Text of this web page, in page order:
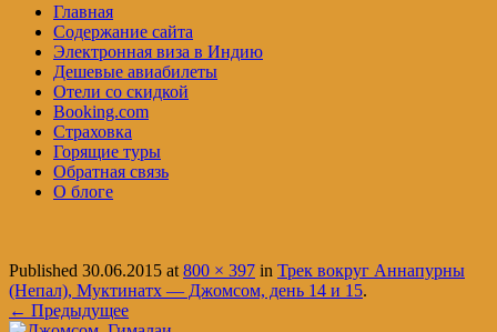
Главная
Содержание сайта
Электронная виза в Индию
Дешевые авиабилеты
Отели со скидкой
Booking.com
Страховка
Горящие туры
Обратная связь
О блоге
Published 30.06.2015 at800 × 397 in Трек вокруг Аннапурны
(Непал), Муктинатх — Джомсом, день 14 и 15.
← Предыдущее